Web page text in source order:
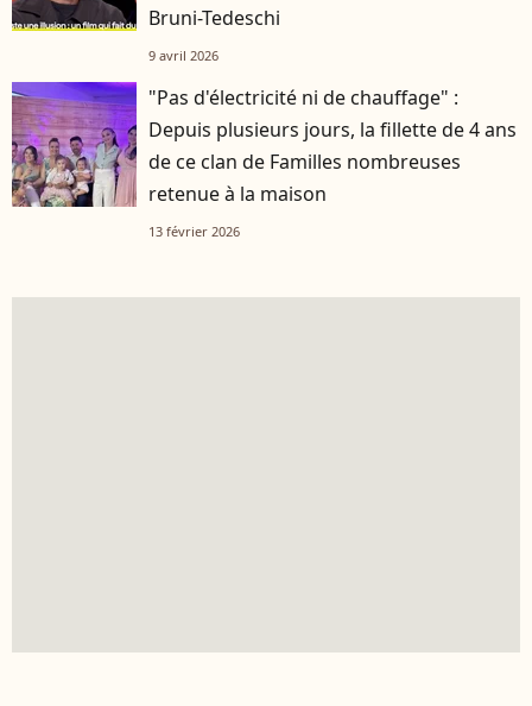
Bruni-Tedeschi
9 avril 2026
"Pas d'électricité ni de chauffage" :
Depuis plusieurs jours, la fillette de 4 ans
de ce clan de Familles nombreuses
retenue à la maison
13 février 2026